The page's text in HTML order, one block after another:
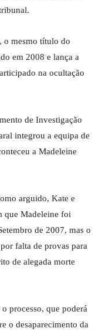
o mesmo título do
em 2008 e lança a
na ocultação
de Investigação
integrou a equipa de
a Madeleine
arguido, Kate e
que Madeleine foi
de 2007, mas o
falta de provas para
de alegada morte
processo, que poderá
o desaparecimento da